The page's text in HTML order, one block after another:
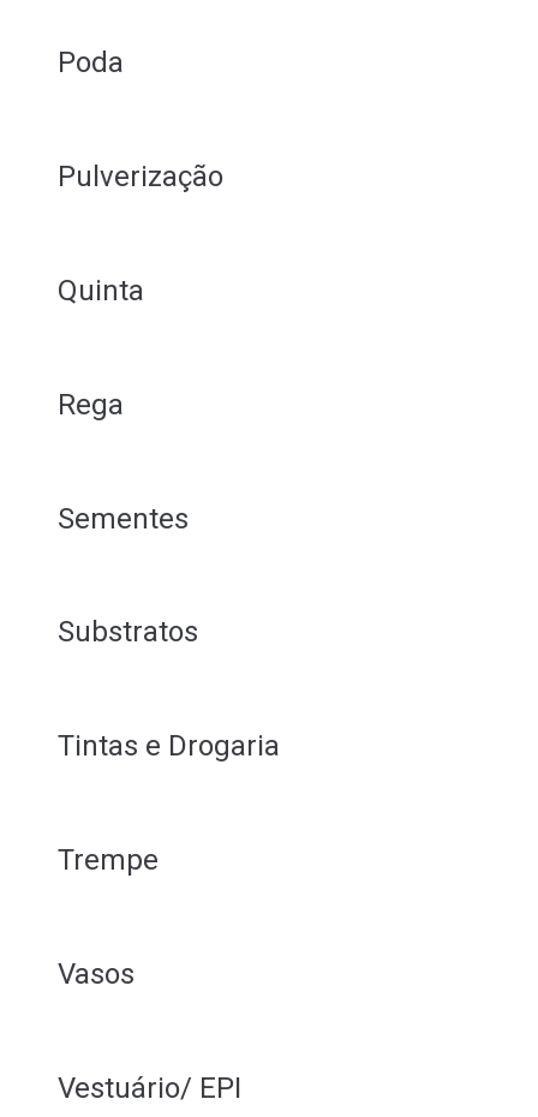
Poda
Pulverização
Quinta
Rega
Sementes
Substratos
Tintas e Drogaria
Trempe
Vasos
Vestuário/ EPI